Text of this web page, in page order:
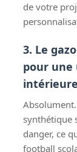
de votre
3. Le
pour une
synthétique
danger, ce
football